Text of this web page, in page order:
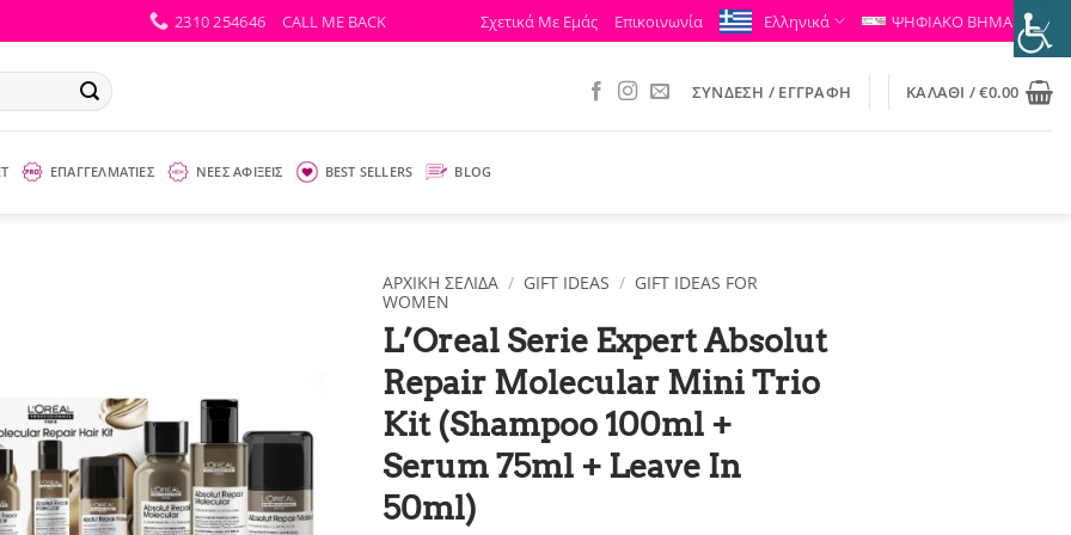
2310 254646 CALL ME BACK Σχετικά Με Εμάς Επικοινωνία Ελληνικά ΨΗΦΙΑΚΟ ΒΗΜΑ
ΣΎΝΔΕΣΗ / ΕΓΓΡΑΦΉ ΚΑΛΆΘΙ /€0.00
ΕΠΑΓΓΕΛΜΑΤΙΕΣ ΝΕΕΣ ΑΦΙΞΕΙΣ BEST SELLERS BLOG
ΑΡΧΙΚΉ ΣΕΛΊΔΑ / GIFT IDEAS / GIFT IDEAS FOR
WOMEN
L’Oreal Serie Expert Absolut
Repair Molecular Mini Trio
Kit (Shampoo 100ml +
Serum 75ml + Leave In
50ml)